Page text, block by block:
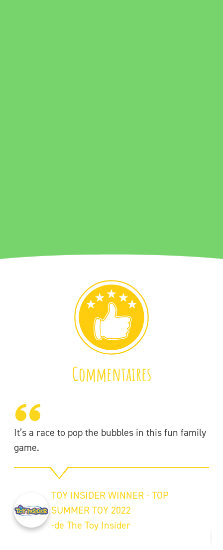
Commentaires
It’s a race to pop the bubbles in this fun family
game.
TOY INSIDER WINNER - TOP
SUMMER TOY 2022
-de The Toy Insider